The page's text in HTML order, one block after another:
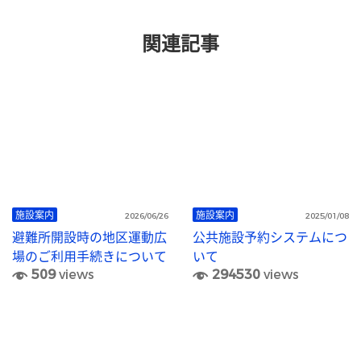
関連記事
施設案内 2026/06/26
避難所開設時の地区運動広
場のご利用手続きについて
509views
施設案内 2025/01/08
公共施設予約システムにつ
いて
294530views